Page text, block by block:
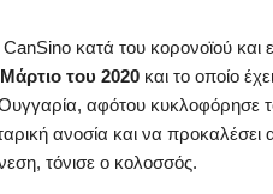
κατά του κορονοϊού και
του 2020 και το οποίο
αφότου κυκλοφόρησε
ανοσία και να
τόνισε ο κολοσσός.